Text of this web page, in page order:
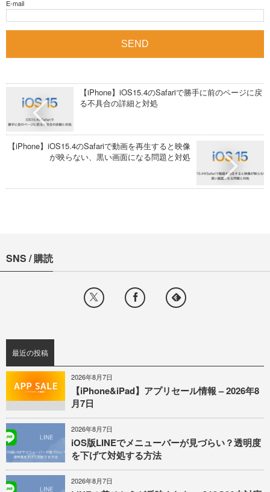
E-mail
【iPhone】iOS15.4のSafariで勝手に前のページに戻
る不具合の詳細と対処
【iPhone】iOS15.4のSafariで動画を再生すると映像
が映らない、黒い画面になる問題と対処
SNS / 購読
最近の投稿
2026年8月7日
【iPhone&iPad】アプリセール情報 – 2026年8
月7日
2026年8月7日
iOS版LINEでメニューバーが見づらい？透明度
を下げて対処する方法
2026年8月7日